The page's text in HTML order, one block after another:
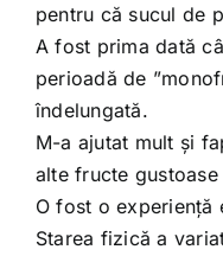
pentru că sucul de
A fost prima dată
perioadă de
îndelungată.
M-a ajutat mult și
alte fructe
O fost o experiență
Starea fizică a